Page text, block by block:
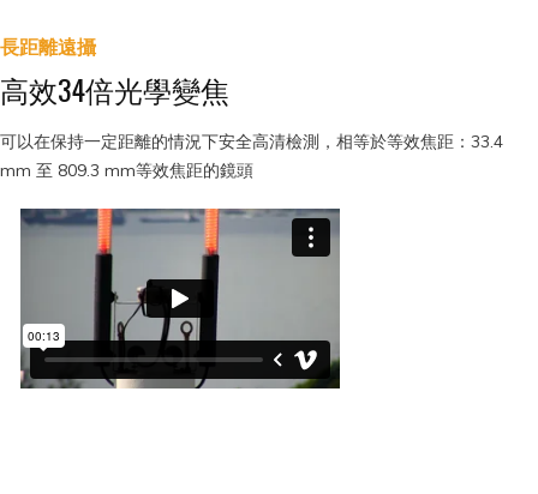
長距離遠攝
高效34倍光學變焦
可以在保持一定距離的情況下安全高清檢測，相等於等效焦距：33.4
mm 至 809.3 mm等效焦距的鏡頭